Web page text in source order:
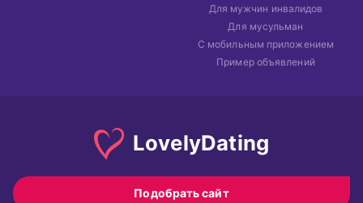
Для мужчин инвалидов
Для мусульман
С мобильным приложением
Пример объявлений
LovelyDating
Подобрать сайт